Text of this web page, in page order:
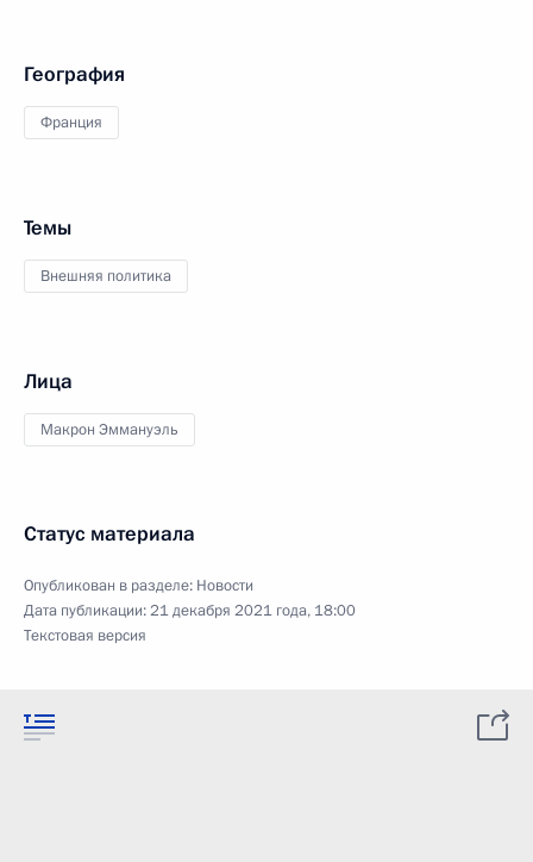
География
Франция
Темы
Внешняя политика
Лица
Макрон Эммануэль
Статус материала
Опубликован в разделе: Новости
Дата публикации:21 декабря 2021 года, 18:00
Текстовая версия